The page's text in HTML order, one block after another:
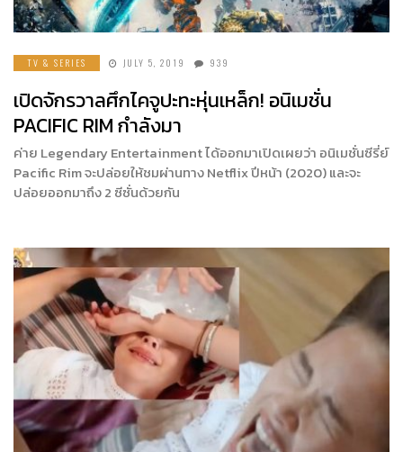
TV & SERIES JULY 5, 2019 939
เปิดจักรวาลศึกไคจูปะทะหุ่นเหล็ก! อนิเมชั่น
PACIFIC RIM กำลังมา
ค่าย Legendary Entertainment ได้ออกมาเปิดเผยว่า อนิเมชั่นซีรี่ย์
Pacific Rim จะปล่อยให้ชมผ่านทาง Netflix ปีหน้า (2020) และจะ
ปล่อยออกมาถึง 2 ซีซั่นด้วยกัน